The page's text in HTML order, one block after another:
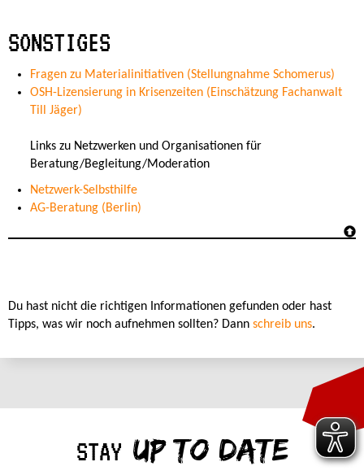
SONSTIGES
Fragen zu Materialinitiativen (Stellungnahme Schomerus)
OSH-Lizensierung in Krisenzeiten (Einschätzung Fachanwalt
Till Jäger)
Links zu Netzwerken und Organisationen für
Beratung/Begleitung/Moderation
Netzwerk-Selbsthilfe
AG-Beratung (Berlin)
Du hast nicht die richtigen Informationen gefunden oder hast
Tipps, was wir noch aufnehmen sollten? Dann schreib uns.
STAY UP TO DATE